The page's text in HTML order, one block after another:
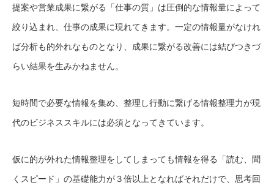
提案や営業成果に繋がる「仕事の質」は圧倒的な情報量によって
絞り込まれ、仕事の成果に現れてきます。一定の情報量がなけれ
ば分析も的外れなものとなり、成果に繋がる改善には結びつきづ
らい結果を生みかねません。
短時間で必要な情報を集め、整理し行動に繋げる情報整理力が現
代のビジネススキルには必須となってきています。
仮に的が外れた情報整理をしてしまっても情報を得る「読む、聞
くスピード」の基礎能力が３倍以上となればそれだけで、思考回